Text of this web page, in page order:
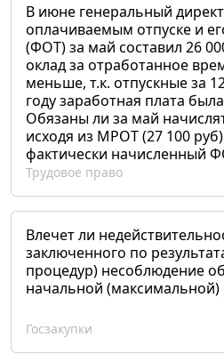
В июне генеральный
оплачиваемым отпуске и
(ФОТ) за май составил 26
оклад за отработанное
меньше, т.к. отпускные за
году заработная плата
Обязаны ли за май
исходя из МРОТ (27 100
фактически начисленный
Трудовое право
Влечет ли
заключенного по
процедур) несоблюдение
начальной (максимальной)
Госзакупки